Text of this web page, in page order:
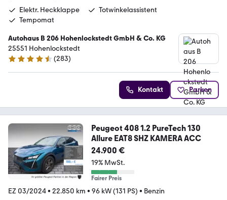
Elektr. Heckklappe
Totwinkelassistent
Tempomat
Autohaus B 206 Hohenlockstedt GmbH & Co. KG
25551 Hohenlockstedt
4.5 Sterne
(283)
Kontakt Parken
Peugeot 408 1.2 PureTech 130
Allure EAT8 SHZ KAMERA ACC
24.900 €
19% MwSt.
Fairer Preis
EZ 03/2024• 22.850 km • 96 kW (131 PS) • Benzin